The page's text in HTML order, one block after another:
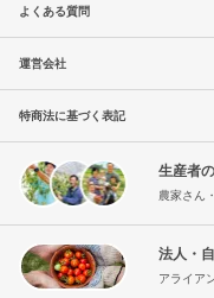
よくある質問
運営会社
特商法に基づく表記
生産者
農家さん
法人・
アライア